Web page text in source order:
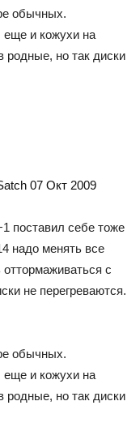
обычных.
еще и кожухи на
родные, но так диски
07 Окт 2009
поставил себе тоже
надо менять все
оттормаживаться с
не перегреваются.
обычных.
еще и кожухи на
родные, но так диски